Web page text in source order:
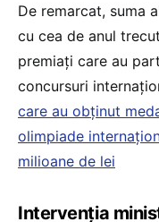
De remarcat, suma
cu cea de anul
premiați care au
concursuri
care au obținut
olimpiade
milioane de lei
Intervenția